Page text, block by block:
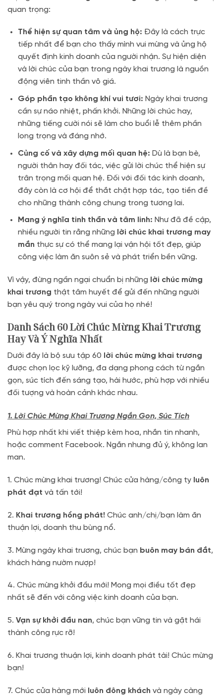
quan trọng:
Thể hiện sự quan tâm và ủng hộ: Đây là cách trực
tiếp nhất để bạn cho thấy mình vui mừng và ủng hộ
quyết định kinh doanh của người nhận. Sự hiện diện
và lời chúc của bạn trong ngày khai trương là nguồn
động viên tinh thần vô giá.
Góp phần tạo không khí vui tươi: Ngày khai trương
cần sự náo nhiệt, phấn khởi. Những lời chúc hay,
những tiếng cười nói sẽ làm cho buổi lễ thêm phần
long trọng và đáng nhớ.
Củng cố và xây dựng mối quan hệ: Dù là bạn bè,
người thân hay đối tác, việc gửi lời chúc thể hiện sự
trân trọng mối quan hệ. Đối với đối tác kinh doanh,
đây còn là cơ hội để thắt chặt hợp tác, tạo tiền đề
cho những thành công chung trong tương lai.
Mang ý nghĩa tinh thần và tâm linh: Như đã đề cập,
nhiều người tin rằng những lời chúc khai trương may
mắn thực sự có thể mang lại vận hội tốt đẹp, giúp
công việc làm ăn suôn sẻ và phát triển bền vững.
Vì vậy, đừng ngần ngại chuẩn bị những lời chúc mừng
khai trương thật tâm huyết để gửi đến những người
bạn yêu quý trong ngày vui của họ nhé!
Danh Sách 60 Lời Chúc Mừng Khai Trương
Hay Và Ý Nghĩa Nhất
Dưới đây là bộ sưu tập 60 lời chúc mừng khai trương
được chọn lọc kỹ lưỡng, đa dạng phong cách từ ngắn
gọn, súc tích đến sáng tạo, hài hước, phù hợp với nhiều
đối tượng và hoàn cảnh khác nhau.
1. Lời Chúc Mừng Khai Trương Ngắn Gọn, Súc Tích
Phù hợp nhất khi viết thiệp kèm hoa, nhắn tin nhanh,
hoặc comment Facebook. Ngắn nhưng đủ ý, không lan
man.
1. Chúc mừng khai trương! Chúc cửa hàng/công ty luôn
phát đạt và tấn tới!
2. Khai trương hồng phát! Chúc anh/chị/bạn làm ăn
thuận lợi, doanh thu bùng nổ.
3. Mừng ngày khai trương, chúc bạn buôn may bán đắt,
khách hàng nườm nượp!
4. Chúc mừng khởi đầu mới! Mong mọi điều tốt đẹp
nhất sẽ đến với công việc kinh doanh của bạn.
5. Vạn sự khởi đầu nan, chúc bạn vững tin và gặt hái
thành công rực rỡ!
6. Khai trương thuận lợi, kinh doanh phát tài! Chúc mừng
bạn!
7. Chúc cửa hàng mới luôn đông khách và ngày càng